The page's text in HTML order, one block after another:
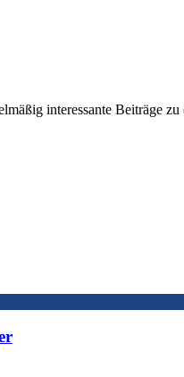
interessante Beiträge